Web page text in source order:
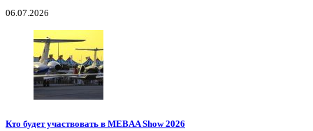
06.07.2026
Кто будет участвовать в MEBAA Show 2026